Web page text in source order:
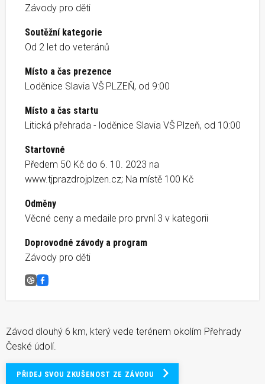
Závody pro děti
Soutěžní kategorie
Od 2 let do veteránů
Místo a čas prezence
Loděnice Slavia VŠ PLZEŇ, od 9:00
Místo a čas startu
Litická přehrada - loděnice Slavia VŠ Plzeň, od 10:00
Startovné
Předem 50 Kč do 6. 10. 2023 na
www.tjprazdrojplzen.cz; Na místě 100 Kč
Odměny
Věcné ceny a medaile pro první 3 v kategorii
Doprovodné závody a program
Závody pro děti
Běh o berlu svatého Mikuláše
Facebook
Závod dlouhý 6 km, který vede terénem okolím Přehrady
České údolí.
PŘIDEJ SVOU ZKUŠENOST ZE ZÁVODU